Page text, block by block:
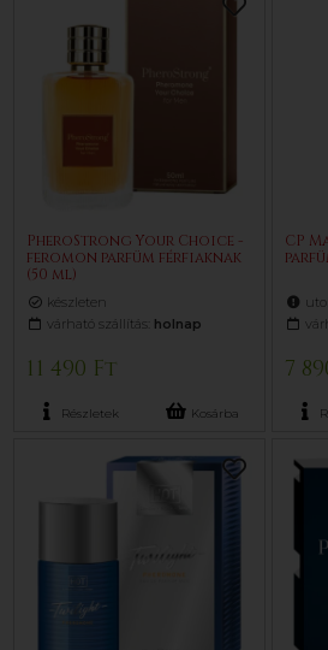
PheroStrong Your Choice -
feromon parfüm férfiaknak
(50 ml)
készleten
várható szállítás: holnap
11 490 Ft
Részletek Kosárba
CP
7